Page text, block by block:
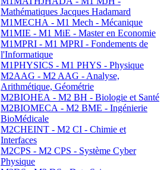
Mathématiques Jacques Hadamard
M1MECHA - M1 Mech - Mécanique
M1MIE - M1 MiE - Master en Economie
M1MPRI - M1 MPRI - Fondements de
l'Informatique
M1PHYSICS - M1 PHYS - Physique
M2AAG - M2 AAG - Analyse,
Arithmétique, Géométrie
M2BIOHEA - M2 BH - Biologie et Santé
M2BIOMECA - M2 BME - Ingénierie
BioMédicale
M2CHEINT - M2 CI - Chimie et
Interfaces
M2CPS - M2 CPS - Système Cyber
Physique